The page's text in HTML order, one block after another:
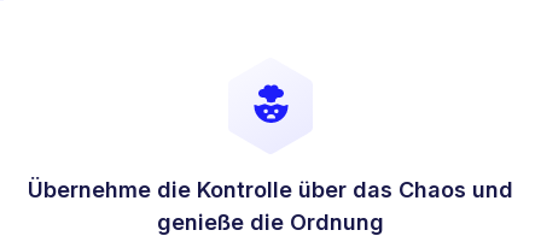
Übernehme die Kontrolle über das Chaos und
genieße die Ordnung